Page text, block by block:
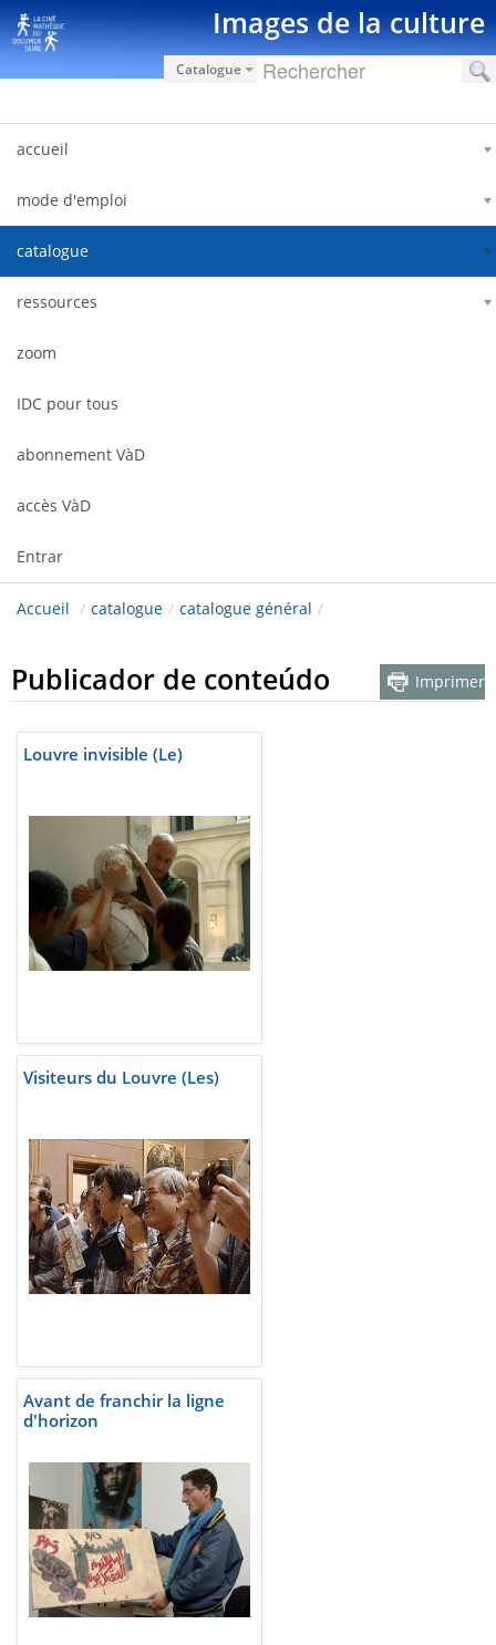
Pular para o conteúdo Images de la culture
Catalogue
accueil
mode d'emploi
catalogue
ressources
zoom
IDC pour tous
abonnement VàD
accès VàD
Entrar
Accueil / catalogue / catalogue général /
Publicador de conteúdo Imprimer
Louvre invisible (Le)
Visiteurs du Louvre (Les)
Avant de franchir la ligne
d'horizon